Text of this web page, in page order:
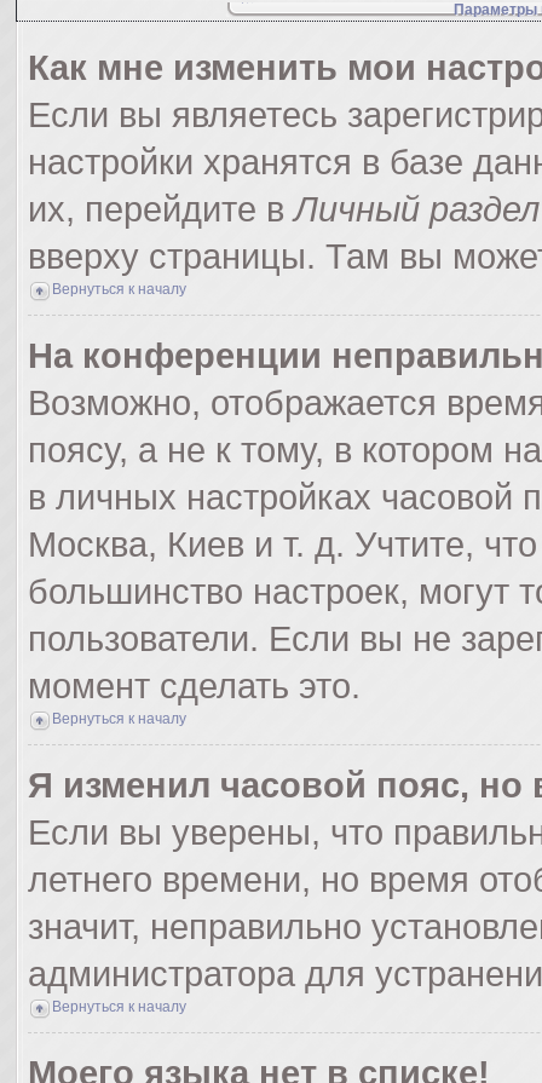
Параметры
Как мне изменить мои
Если вы являетесь
настройки хранятся в базе
их, перейдите вЛичный раздел
вверху страницы. Там вы
Вернуться к началу
На конференции
Возможно, отображается
поясу, а не к тому, в котором
в личных настройках часовой
Москва, Киев и т. д. Учтите,
большинство настроек, могут
пользователи. Если вы не
момент сделать это.
Вернуться к началу
Я изменил часовой пояс,
Если вы уверены, что
летнего времени, но время
значит, неправильно
администратора для
Вернуться к началу
Моего языка нет в списке!